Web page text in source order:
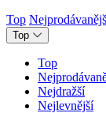
Top
Top
Top
Nejdražší
Nejlevnější